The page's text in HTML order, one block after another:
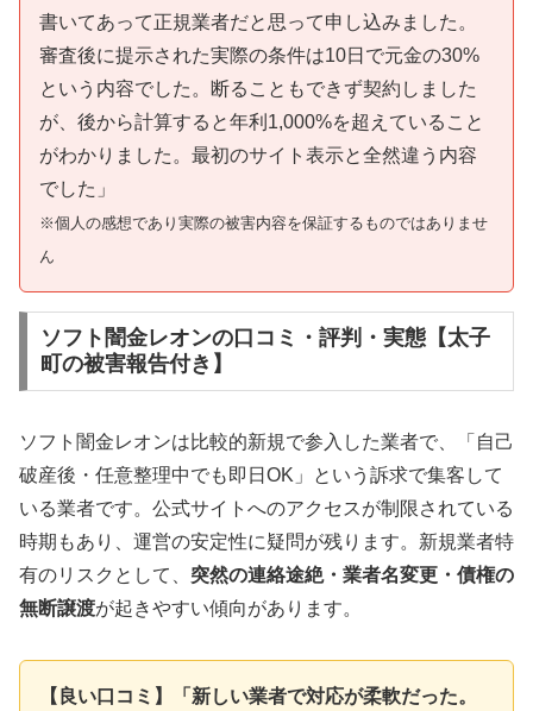
書いてあって正規業者だと思って申し込みました。
審査後に提示された実際の条件は10日で元金の30%
という内容でした。断ることもできず契約しました
が、後から計算すると年利1,000%を超えていること
がわかりました。最初のサイト表示と全然違う内容
でした」
※個人の感想であり実際の被害内容を保証するものではありませ
ん
ソフト闇金レオンの口コミ・評判・実態【太子
町の被害報告付き】
ソフト闇金レオンは比較的新規で参入した業者で、「自己
破産後・任意整理中でも即日OK」という訴求で集客して
いる業者です。公式サイトへのアクセスが制限されている
時期もあり、運営の安定性に疑問が残ります。新規業者特
有のリスクとして、 突然の連絡途絶・業者名変更・債権の
無断譲渡が起きやすい傾向があります。
【良い口コミ】「新しい業者で対応が柔軟だった。